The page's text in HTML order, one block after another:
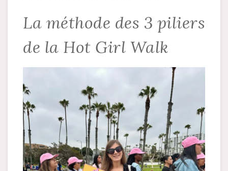
La méthode des 3 piliers
de la Hot Girl Walk